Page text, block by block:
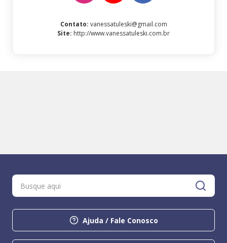
Contato: vanessatuleski@gmail.com
Site: http://www.vanessatuleski.com.br
Ajuda / Fale Conosco